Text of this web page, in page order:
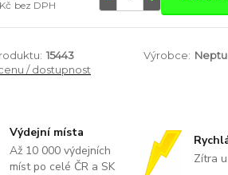
bez DPH
15443 Výrobce:
/ dostupnost
Výdejní místa
Až 10 000 výdejních
míst po celé ČR a SK
Zítra